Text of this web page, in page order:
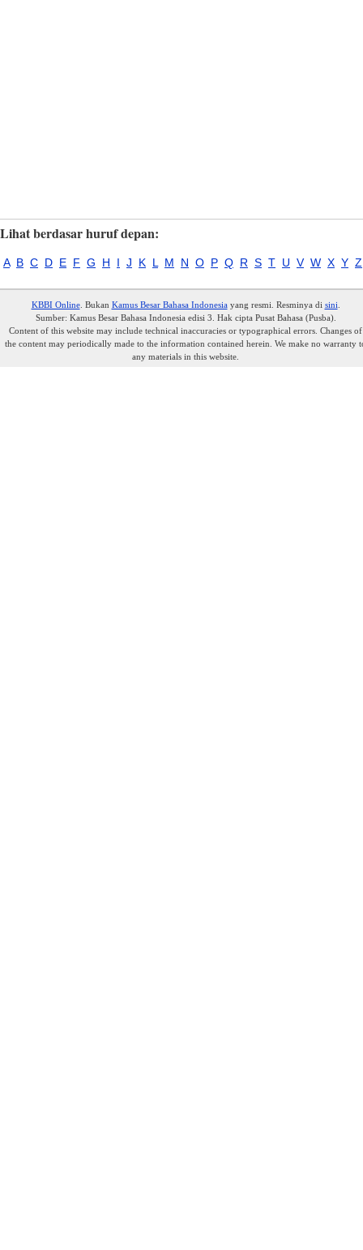
Lihat berdasar huruf depan:
A B C D E F G H I J K L M N O P Q R S T U V W X Y Z
KBBI Online. Bukan Kamus Besar Bahasa Indonesiayang resmi. Resminya di sini
Sumber: Kamus Besar Bahasa Indonesia edisi 3. Hak cipta Pusat Bahasa (Pusba).
Content of this website may include technical inaccuracies or typographical errors. Changes of
the content may periodically made to the information contained herein. We make no warranty
any materials in this website.